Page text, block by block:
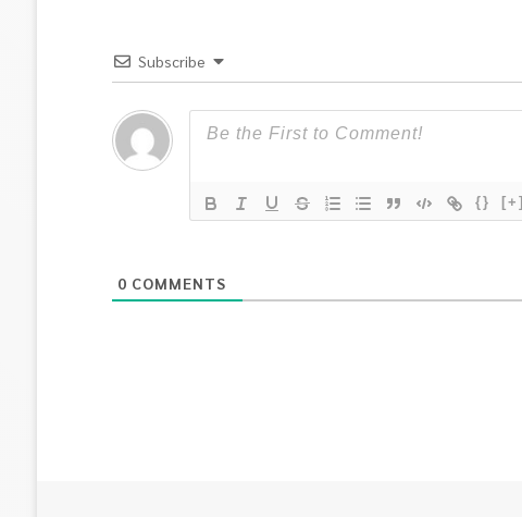
Subscribe
{} [+]
0 COMMENTS